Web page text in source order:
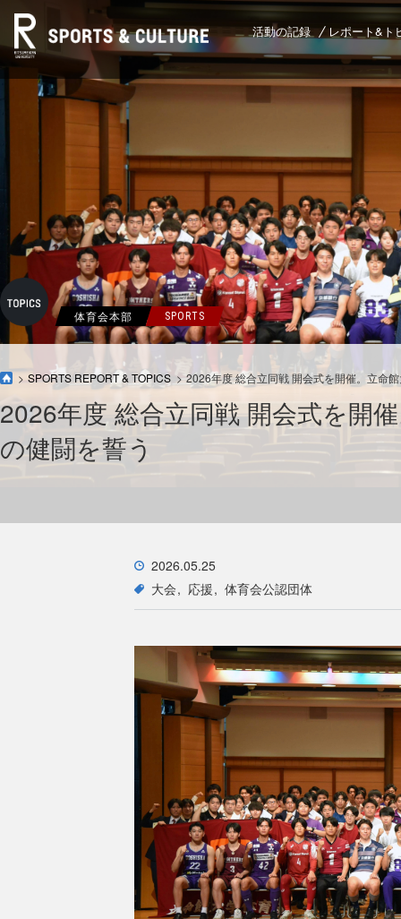
活動の記録 レポート&ト
体育会本部 SPORTS
SPORTS REPORT & TOPICS 2026年度 総合立同戦 開会式を開催。立命
2026年度 総合立同戦 開会式を開
の健闘を誓う
2026.05.25
大会
応援 体育会公認団体